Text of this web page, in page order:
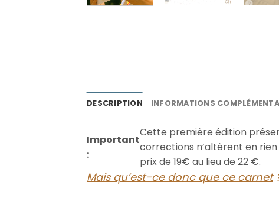
DESCRIPTION INFORMATIONS
Important
:
Cette première édition
corrections n’altèrent en
prix de 19€ au lieu de 22 €.
Mais qu’est-ce donc que ce carnet